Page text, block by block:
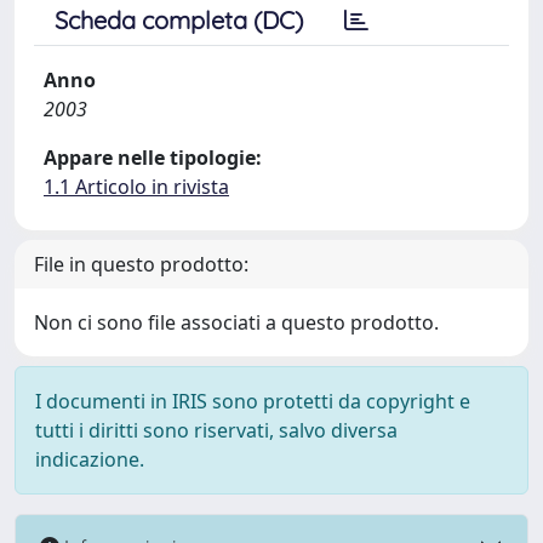
Scheda completa (DC)
Anno
2003
Appare nelle tipologie:
1.1 Articolo in rivista
File in questo prodotto:
Non ci sono file associati a questo prodotto.
I documenti in IRIS sono protetti da copyright e
tutti i diritti sono riservati, salvo diversa
indicazione.